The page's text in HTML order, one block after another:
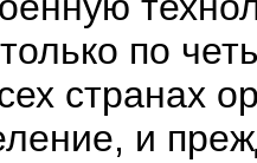
по
странах
и